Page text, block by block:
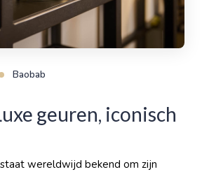
Baobab
geuren, iconisch
wereldwijd bekend om zijn